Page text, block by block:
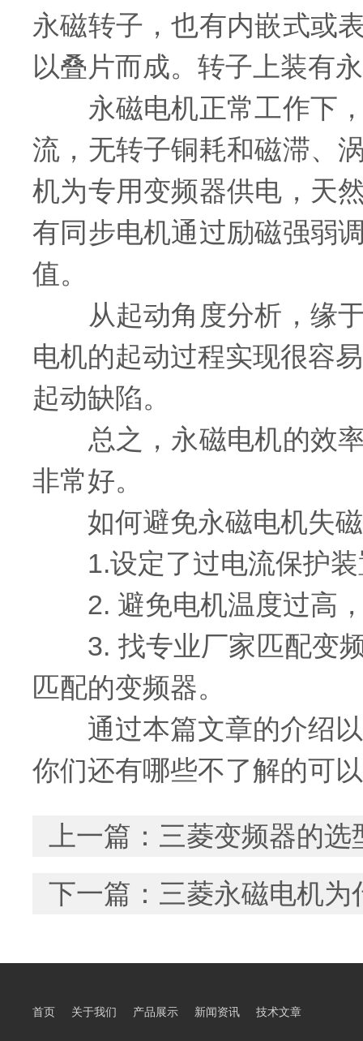
永磁转子，也有内嵌式或
以叠片而成。转子上装有
永磁电机正常工作下，
流，无转子铜耗和磁滞、
机为专用变频器供电，天
有同步电机通过励磁强弱
值。
从起动角度分析，缘于
电机的起动过程实现很容
起动缺陷。
总之，永磁电机的效率
非常好。
如何避免永磁电机失磁
1.设定了过电流保护装
2. 避免电机温度过高，
3. 找专业厂家匹配变频
匹配的变频器。
通过本篇文章的介绍以
你们还有哪些不了解的可
上一篇： 三菱变频器的选
下一篇： 三菱永磁电机
首页 关于我们 产品展示 新闻资讯 技术文章